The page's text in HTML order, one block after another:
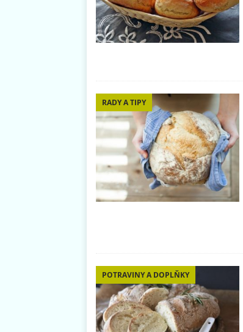
RADY A TIPY
POTRAVINY A DOPLŇKY